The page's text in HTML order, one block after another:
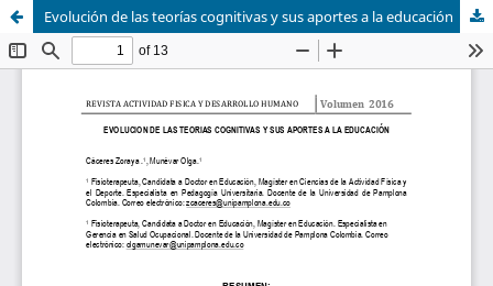
Evolución de las teorías cognitivas y sus aportes a la educación